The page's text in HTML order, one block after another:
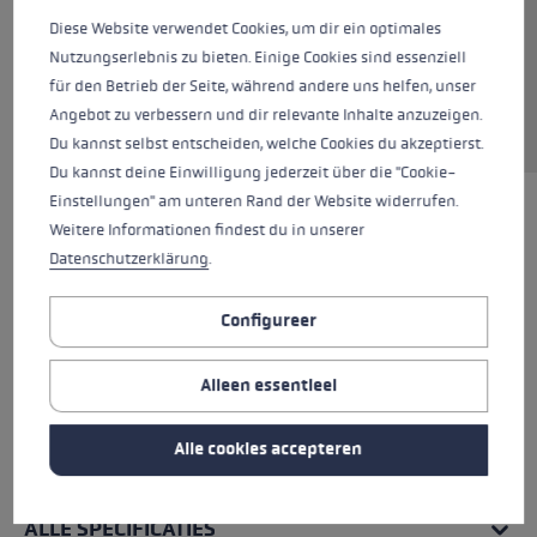
Aanvraag van reserveonderdelen
ALLE SPECIFICATIES
Diese Website verwendet Cookies, um dir ein optimales
Nutzungserlebnis zu bieten. Einige Cookies sind essenziell
für den Betrieb der Seite, während andere uns helfen, unser
Angebot zu verbessern und dir relevante Inhalte anzuzeigen.
Du kannst selbst entscheiden, welche Cookies du akzeptierst.
Du kannst deine Einwilligung jederzeit über die "Cookie-
Einstellungen" am unteren Rand der Website widerrufen.
Weitere Informationen findest du in unserer
Datenschutzerklärung.
Configureer
Alleen essentieel
Alle cookies accepteren